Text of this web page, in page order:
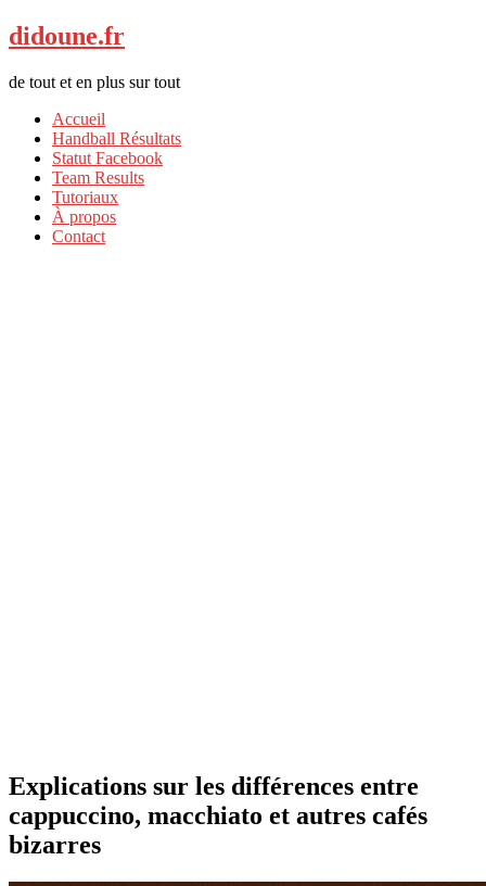
didoune.fr
de tout et en plus sur tout
Accueil
Handball Résultats
Statut Facebook
Team Results
Tutoriaux
À propos
Contact
Explications sur les différences entre
cappuccino, macchiato et autres cafés
bizarres